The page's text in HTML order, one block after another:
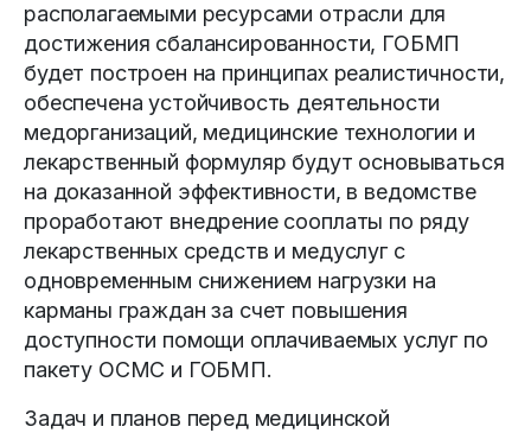
располагаемыми ресурсами отрасли для
достижения сбалансированности, ГОБМП
будет построен на принципах реалистичности,
обеспечена устойчивость деятельности
медорганизаций, медицинские технологии и
лекарственный формуляр будут основываться
на доказанной эффективности, в ведомстве
проработают внедрение сооплаты по ряду
лекарственных средств и медуслуг с
одновременным снижением нагрузки на
карманы граждан за счет повышения
доступности помощи оплачиваемых услуг по
пакету ОСМС и ГОБМП.
Задач и планов перед медицинской